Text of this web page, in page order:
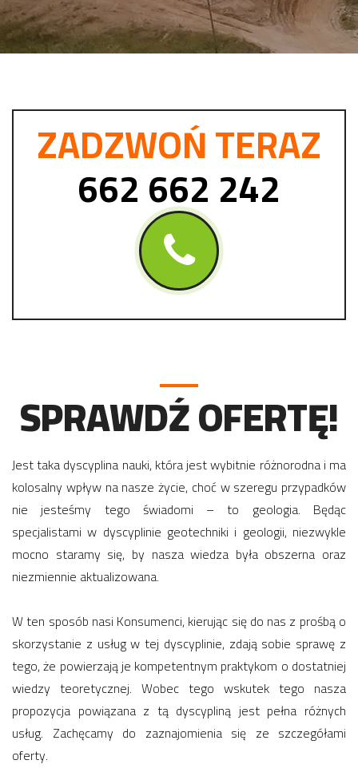
ZADZWOŃ TERAZ
662 662 242
SPRAWDŹ OFERTĘ!
Jest taka dyscyplina nauki, która jest wybitnie różnorodna i ma
kolosalny wpływ na nasze życie, choć w szeregu przypadków
nie jesteśmy tego świadomi – to geologia. Będąc
specjalistami w dyscyplinie geotechniki i geologii, niezwykle
mocno staramy się, by nasza wiedza była obszerna oraz
niezmiennie aktualizowana.
W ten sposób nasi Konsumenci, kierując się do nas z prośbą o
skorzystanie z usług w tej dyscyplinie, zdają sobie sprawę z
tego, że powierzają je kompetentnym praktykom o dostatniej
wiedzy teoretycznej. Wobec tego wskutek tego nasza
propozycja powiązana z tą dyscypliną jest pełna różnych
usług. Zachęcamy do zaznajomienia się ze szczegółami
oferty.